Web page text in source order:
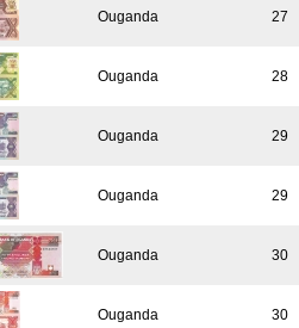
Ouganda 27
Ouganda 28
Ouganda 29
Ouganda 29
Ouganda 30
Ouganda 30